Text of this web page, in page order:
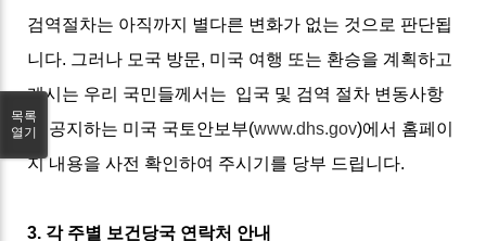
검역절차는 아직까지 별다른 변화가 없는 것으로 판단됩
니다. 그러나 모국 방문, 미국 여행 또는 환승을 계획하고
계시는 우리 국민들께서는 입국 및 검역 절차 변동사항
을 공지하는 미국 국토안보부(www.dhs.gov)에서 홈페이
지 내용을 사전 확인하여 주시기를 당부 드립니다.
3. 각 주별 보건당국 연락처 안내
목록
열기